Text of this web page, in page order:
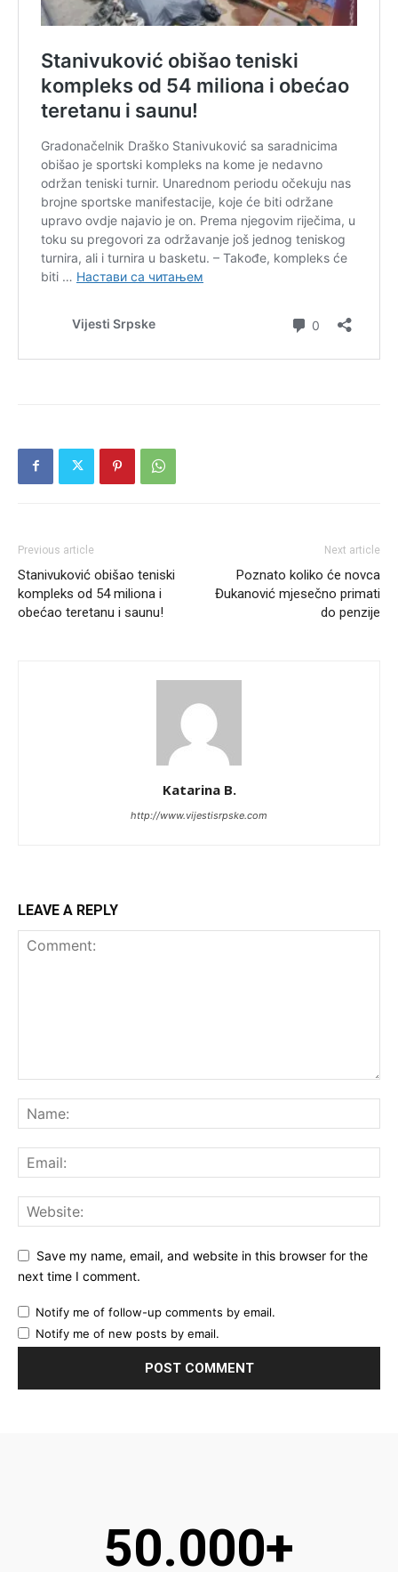
Previous article
Stanivuković obišao teniski
kompleks od 54 miliona i
obećao teretanu i saunu!
Next article
Poznato koliko će novca
Đukanović mjesečno primati
do penzije
Katarina B.
http://www.vijestisrpske.com
LEAVE A REPLY
Save my name, email, and website in this browser for the
next time I comment.
Notify me of follow-up comments by email.
Notify me of new posts by email.
50.000+